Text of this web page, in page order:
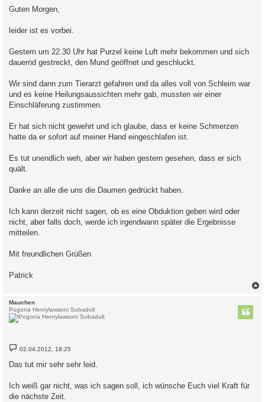
t
a
g
Guten Morgen,
leider ist es vorbei.
Gestern um 22.30 Uhr hat Purzel keine Luft mehr bekommen und sich
dauernd gestreckt, den Mund geöffnet und geschluckt.
Wir sind dann zum Tierarzt gefahren und da alles voll von Schleim war
und es keine Heilungsaussichten mehr gab, mussten wir einer
Einschläferung zustimmen.
Er hat sich nicht gewehrt und ich glaube, dass er keine Schmerzen
hatte da er sofort auf meiner Hand eingeschlafen ist.
Es tut unendlich weh, aber wir haben gestern gesehen, dass er sich
quält.
Danke an alle die uns die Daumen gedrückt haben.
Ich kann derzeit nicht sagen, ob es eine Obduktion geben wird oder
nicht, aber falls doch, werde ich irgendwann später die Ergebnisse
mitteilen.
Mit freundlichen Grüßen
Patrick
Mauchen
Pogona Henrylawsoni Subadult
B
e
t
g
02.04.2012, 18:25
Das tut mir sehr sehr leid.
Ich weiß gar nicht, was ich sagen soll, ich wünsche Euch viel Kraft für
die nächste Zeit.